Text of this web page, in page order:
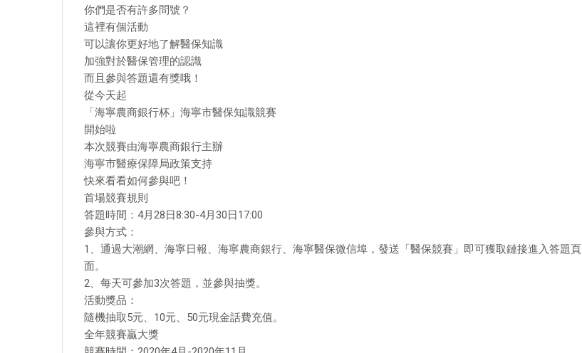
你們是否有許多問號？
這裡有個活動
可以讓你更好地了解醫保知識
加強對於醫保管理的認識
而且參與答題還有獎哦！
從今天起
「海寧農商銀行杯」海寧市醫保知識競賽
開始啦
本次競賽由海寧農商銀行主辦
海寧市醫療保障局政策支持
快來看看如何參與吧！
首場競賽規則
答題時間：4月28日8:30-4月30日17:00
參與方式：
1、通過大潮網、海寧日報、海寧農商銀行、海寧醫保微信埠，發送「醫保競賽」即可獲取鏈接進入答題頁
面。
2、每天可參加3次答題，並參與抽獎。
活動獎品：
隨機抽取5元、10元、50元現金話費充值。
全年競賽贏大獎